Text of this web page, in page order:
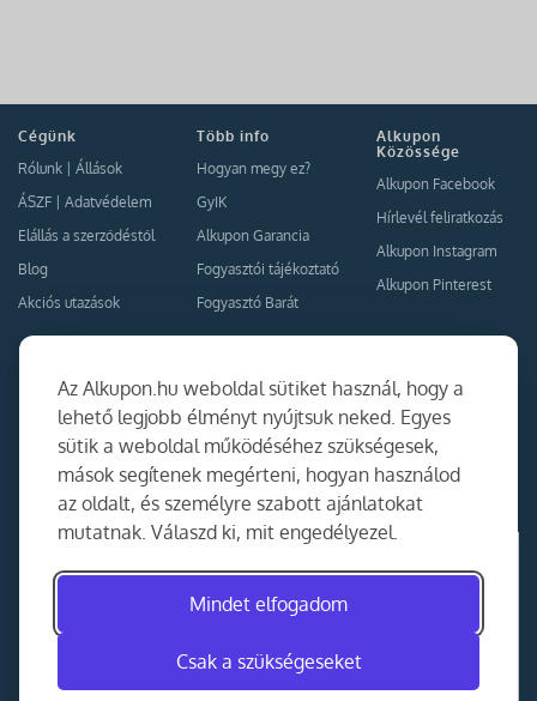
Az Alkupon.hu weboldal sütiket használ, hogy a
lehető legjobb élményt nyújtsuk neked. Egyes
sütik a weboldal működéséhez szükségesek,
mások segítenek megérteni, hogyan használod
az oldalt, és személyre szabott ajánlatokat
mutatnak. Válaszd ki, mit engedélyezel.
Mindet elfogadom
Csak a szükségeseket
Cégünk
Rólunk
Állások
ÁSZF
Adatvédelem
Elállás a szerződéstől
Blog
Akciós utazások
Több info
Hogyan megy ez?
GyIK
Alkupon Garancia
Fogyasztói tájékoztató
Fogyasztó Barát
Alkupon
Közössége
Alkupon Facebook
Hírlevél feliratkozás
Alkupon Instagram
Alkupon Pinterest
Együttműködés
Kapcsolat
Ajánlj nekünk!
Partner Belépés